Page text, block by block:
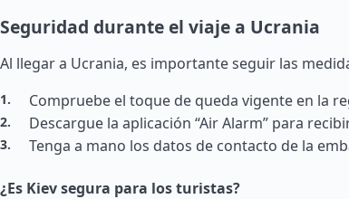
Seguridad durante el viaje a Ucrania
Al llegar a Ucrania, es importante seguir las
Compruebe el toque de queda vigente en la
Descargue la aplicación “Air Alarm” para
Tenga a mano los datos de contacto de la
¿Es Kiev segura para los turistas?